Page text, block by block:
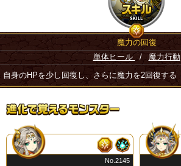
魔力の回復
単体ヒール / 魔力行動
自身のHPを少し回復し、さらに魔力を2回復する
No.2145